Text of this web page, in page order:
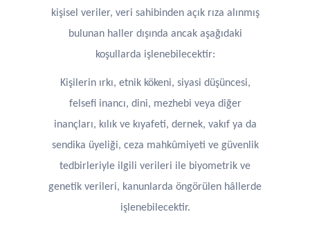
kişisel veriler, veri sahibinden açık rıza alınmış
bulunan haller dışında ancak aşağıdaki
koşullarda işlenebilecektir:
Kişilerin ırkı, etnik kökeni, siyasi düşüncesi,
felsefi inancı, dini, mezhebi veya diğer
inançları, kılık ve kıyafeti, dernek, vakıf ya da
sendika üyeliği, ceza mahkûmiyeti ve güvenlik
tedbirleriyle ilgili verileri ile biyometrik ve
genetik verileri, kanunlarda öngörülen hâllerde
işlenebilecektir.